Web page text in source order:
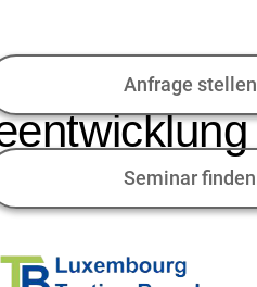
Anfrage stellen
Seminar finden